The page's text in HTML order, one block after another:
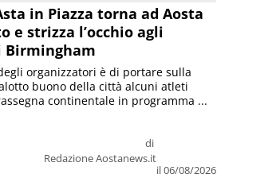
in Piazza torna ad Aosta
e strizza l’occhio agli
Birmingham
di
Redazione Aostanews.it
il 06/08/2026
organizzatori è di portare sulla
buono della città alcuni atleti
continentale in programma ...